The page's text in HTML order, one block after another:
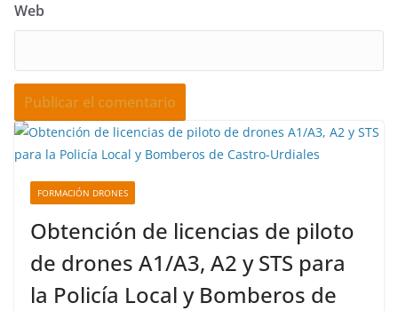
Web
FORMACIÓN DRONES
Obtención de licencias de piloto
de drones A1/A3, A2 y STS para
la Policía Local y Bomberos de